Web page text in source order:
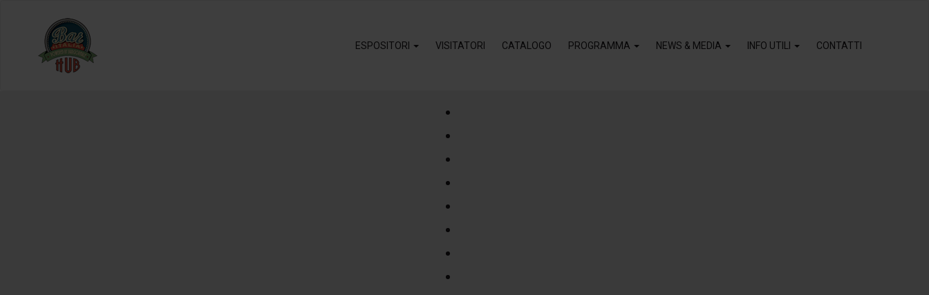
ESPOSITORI VISITATORI CATALOGO PROGRAMMA NEWS & MEDIA INFO UTILI CONTATTI